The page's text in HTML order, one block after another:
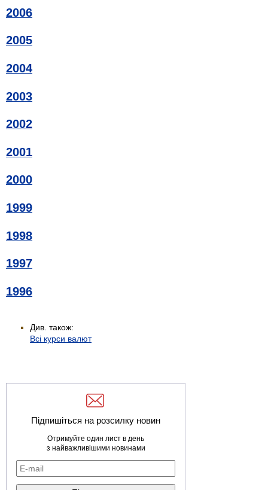
2006
2005
2004
2003
2002
2001
2000
1999
1998
1997
1996
Див. також:
Всі курси валют
Підпишіться на розсилку новин
Отримуйте один лист в день
з найважливішими новинами